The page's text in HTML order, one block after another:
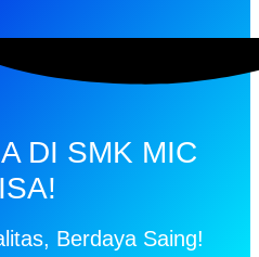
DI SMK MIC
Berdaya Saing!